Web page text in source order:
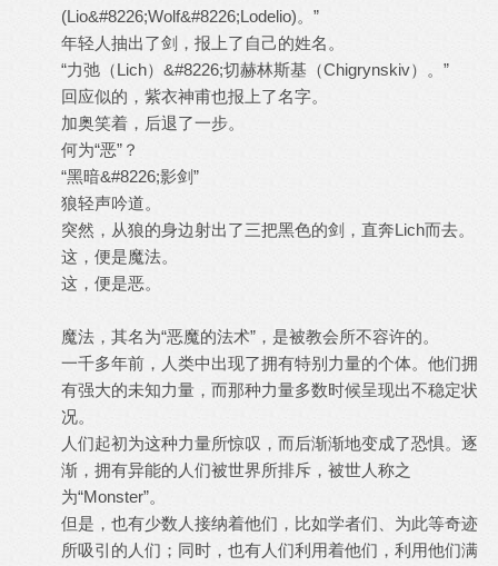
(Lio&#8226;Wolf&#8226;Lodelio)。”
年轻人抽出了剑，报上了自己的姓名。
“力弛（Lich）&#8226;切赫林斯基（Chigrynskiv）。”
回应似的，紫衣神甫也报上了名字。
加奥笑着，后退了一步。
何为“恶”？
“黑暗&#8226;影剑”
狼轻声吟道。
突然，从狼的身边射出了三把黑色的剑，直奔Lich而去。
这，便是魔法。
这，便是恶。
魔法，其名为“恶魔的法术”，是被教会所不容许的。
一千多年前，人类中出现了拥有特别力量的个体。他们拥
有强大的未知力量，而那种力量多数时候呈现出不稳定状
况。
人们起初为这种力量所惊叹，而后渐渐地变成了恐惧。逐
渐，拥有异能的人们被世界所排斥，被世人称之
为“Monster”。
但是，也有少数人接纳着他们，比如学者们、为此等奇迹
所吸引的人们；同时，也有人们利用着他们，利用他们满